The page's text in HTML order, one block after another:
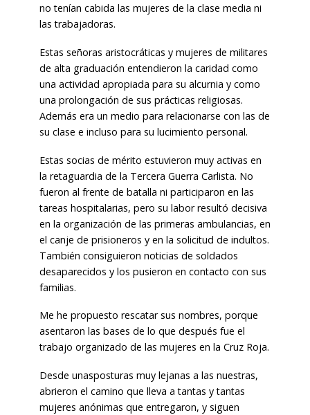
no tenían cabida las mujeres de la clase media ni
las trabajadoras.
Estas señoras aristocráticas y mujeres de militares
de alta graduación entendieron la caridad como
una actividad apropiada para su alcurnia y como
una prolongación de sus prácticas religiosas.
Además era un medio para relacionarse con las de
su clase e incluso para su lucimiento personal.
Estas socias de mérito estuvieron muy activas en
la retaguardia de la Tercera Guerra Carlista. No
fueron al frente de batalla ni participaron en las
tareas hospitalarias, pero su labor resultó decisiva
en la organización de las primeras ambulancias, en
el canje de prisioneros y en la solicitud de indultos.
También consiguieron noticias de soldados
desaparecidos y los pusieron en contacto con sus
familias.
Me he propuesto rescatar sus nombres, porque
asentaron las bases de lo que después fue el
trabajo organizado de las mujeres en la Cruz Roja.
Desde unasposturas muy lejanas a las nuestras,
abrieron el camino que lleva a tantas y tantas
mujeres anónimas que entregaron, y siguen